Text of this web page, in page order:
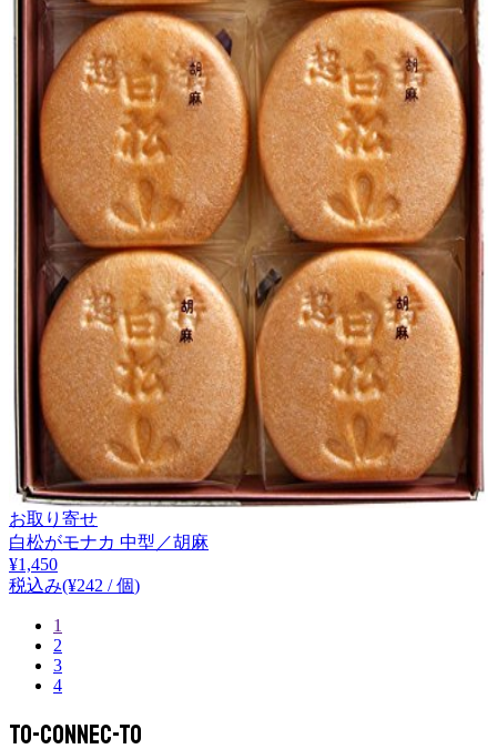
お取り寄せ
白松がモナカ 中型／胡麻
¥1,450
税込み(¥242 / 個)
1
2
3
4
To-Connec-TO